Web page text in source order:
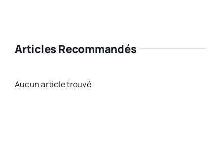
Articles Recommandés
Aucun article trouvé